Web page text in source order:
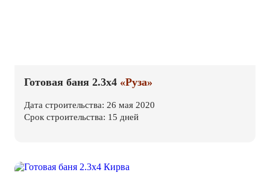
Готовая баня 2.3х4 «Руза»
Дата строительства: 26 мая 2020
Срок строительства: 15 дней